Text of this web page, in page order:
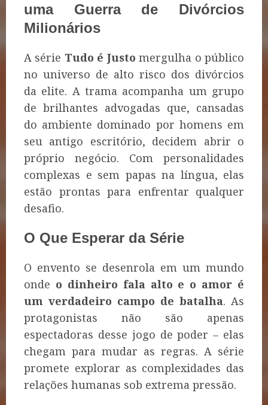
uma Guerra de Divórcios
Milionários
A série Tudo é Justo mergulha o público
no universo de alto risco dos divórcios
da elite. A trama acompanha um grupo
de brilhantes advogadas que, cansadas
do ambiente dominado por homens em
seu antigo escritório, decidem abrir o
próprio negócio. Com personalidades
complexas e sem papas na língua, elas
estão prontas para enfrentar qualquer
desafio.
O Que Esperar da Série
O envento se desenrola em um mundo
onde o dinheiro fala alto e o amor é
um verdadeiro campo de batalha. As
protagonistas não são apenas
espectadoras desse jogo de poder – elas
chegam para mudar as regras. A série
promete explorar as complexidades das
relações humanas sob extrema pressão.